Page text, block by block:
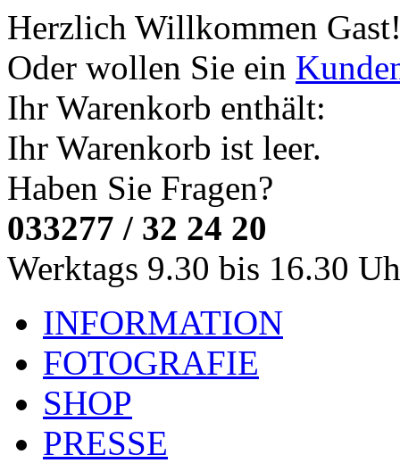
Herzlich Willkommen
Oder wollen Sie ein
Ihr Warenkorb enthält:
Ihr Warenkorb ist leer.
Haben Sie Fragen?
033277 / 32 24 20
Werktags 9.30 bis 16.30
INFORMATION
FOTOGRAFIE
SHOP
PRESSE